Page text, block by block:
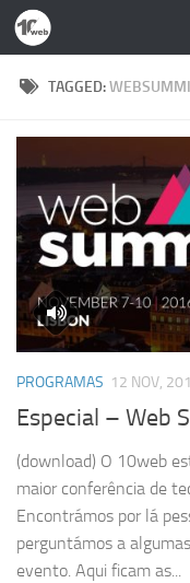
Skip to content
TAGGED:
PROGRAMAS 12 NOV,
Especial – Web
(download) O 10web
maior conferência de
Encontrámos por lá
perguntámos a
evento. Aqui ficam as...